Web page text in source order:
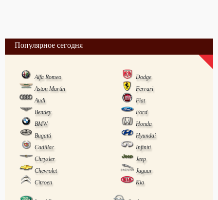
Популярное сегодня
Alfa Romeo
Dodge
Aston Martin
Ferrari
Audi
Fiat
Bentley
Ford
BMW
Honda
Bugatti
Hyundai
Cadillac
Infiniti
Chrysler
Jeep
Chevrolet
Jaguar
Citroen
Kia